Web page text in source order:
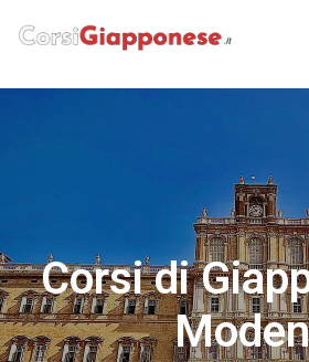
Corsi di